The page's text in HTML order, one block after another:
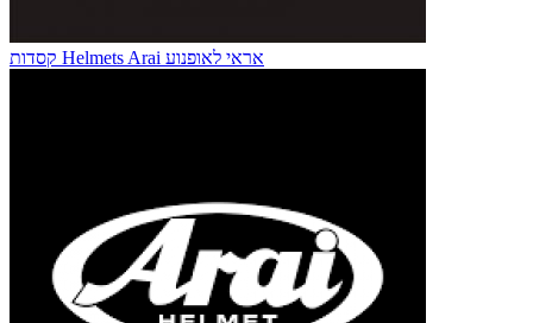
קסדות Helmets Arai אראי לאופנוע